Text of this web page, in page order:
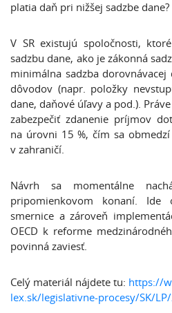
platia daň pri nižšej sadzbe dane?
V SR existujú spoločnosti,
sadzbu dane, ako je zákonná
minimálna sadzba
dôvodov (napr. položky
dane, daňové úľavy a pod.).
zabezpečiť zdanenie príjmov
na úrovni 15 %, čím sa
v zahraničí.
Návrh sa momentálne
pripomienkovom konaní. Ide
smernice a zároveň
OECD k reforme
povinná zaviesť.
Celý materiál nájdete tu: https://
lex.sk/legislativne-procesy/SK/